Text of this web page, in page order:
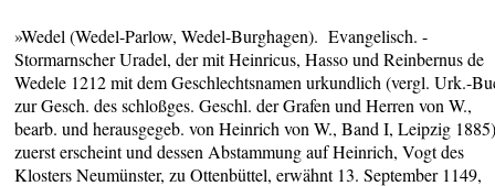
»Wedel (Wedel-Parlow, Wedel-Burghagen). Evangelisch. -
Stormarnscher Uradel, der mit Heinricus, Hasso und Reinbernus de
Wedele 1212 mit dem Geschlechtsnamen urkundlich (vergl. Urk.-
zur Gesch. des schloßges. Geschl. der Grafen und Herren von W.,
bearb. und herausgegeb. von Heinrich von W., Band I, Leipzig
zuerst erscheint und dessen Abstammung auf Heinrich, Vogt des
Klosters Neumünster, zu Ottenbüttel, erwähnt 13. September 1149,